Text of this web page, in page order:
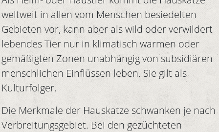
weltweit in allen vom Menschen besiedelten
Gebieten vor, kann aber als wild oder verwildert
lebendes Tier nur in klimatisch warmen oder
gemäßigten Zonen unabhängig von subsidiären
menschlichen Einflüssen leben. Sie gilt als
Kulturfolger.
Die Merkmale der Hauskatze schwanken je nach
Verbreitungsgebiet. Bei den gezüchteten